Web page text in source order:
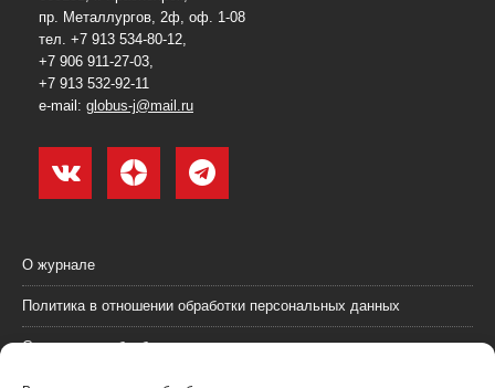
пр. Металлургов, 2ф, оф. 1-08
тел. +7 913 534-80-12,
+7 906 911-27-03,
+7 913 532-92-11
e-mail: globus-j@mail.ru
О журнале
Политика в отношении обработки персональных данных
Согласие на обработку персональных данных